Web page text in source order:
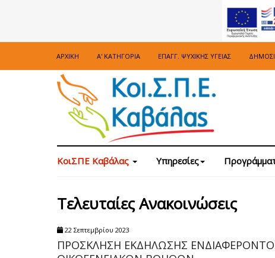
ΑΡΧΙΚΉ Α' ΚΑΤΗΓΟΡΊΑ ΕΠΑΓΓ. ΨΥΧΙΚΉΣ ΥΓΕΊΑΣ
ΚοιΣΠΕ Καβάλας Υπηρεσίες
Τελευταίες Ανακοινώσεις
22 Σεπτεμβρίου 2023
ΠΡΟΣΚΛΗΣΗ ΕΚΔΗΛΩΣΗΣ